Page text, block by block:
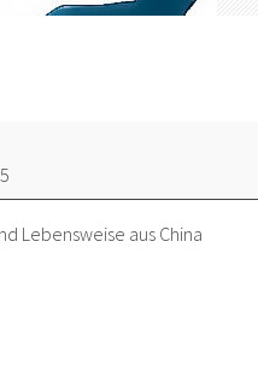
Lebensweise aus China